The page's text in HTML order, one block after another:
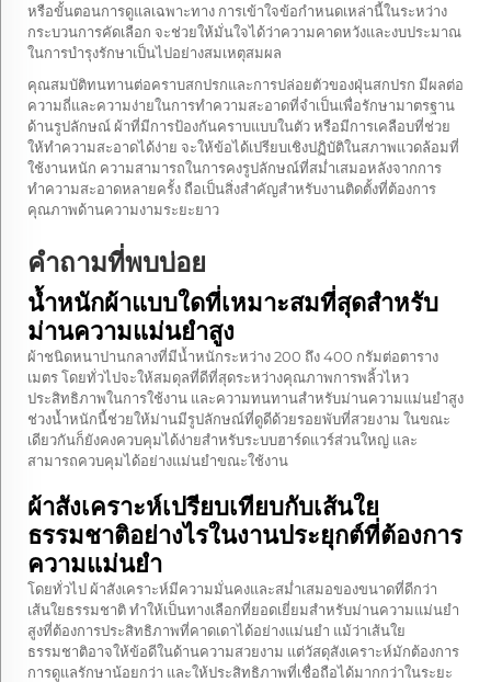
หรือขั้นตอนการดูแลเฉพาะทาง การเข้าใจข้อกำหนดเหล่านี้ในระหว่าง
กระบวนการคัดเลือก จะช่วยให้มั่นใจได้ว่าความคาดหวังและงบประมาณ
ในการบำรุงรักษาเป็นไปอย่างสมเหตุสมผล
คุณสมบัติทนทานต่อคราบสกปรกและการปล่อยตัวของฝุ่นสกปรก มีผลต่อ
ความถี่และความง่ายในการทำความสะอาดที่จำเป็นเพื่อรักษามาตรฐาน
ด้านรูปลักษณ์ ผ้าที่มีการป้องกันคราบแบบในตัว หรือมีการเคลือบที่ช่วย
ให้ทำความสะอาดได้ง่าย จะให้ข้อได้เปรียบเชิงปฏิบัติในสภาพแวดล้อมที่
ใช้งานหนัก ความสามารถในการคงรูปลักษณ์ที่สม่ำเสมอหลังจากการ
ทำความสะอาดหลายครั้ง ถือเป็นสิ่งสำคัญสำหรับงานติดตั้งที่ต้องการ
คุณภาพด้านความงามระยะยาว
คำถามที่พบบ่อย
น้ำหนักผ้าแบบใดที่เหมาะสมที่สุดสำหรับ
ม่านความแม่นยำสูง
ผ้าชนิดหนาปานกลางที่มีน้ำหนักระหว่าง 200 ถึง 400 กรัมต่อตาราง
เมตร โดยทั่วไปจะให้สมดุลที่ดีที่สุดระหว่างคุณภาพการพลิ้วไหว
ประสิทธิภาพในการใช้งาน และความทนทานสำหรับม่านความแม่นยำสูง
ช่วงน้ำหนักนี้ช่วยให้ม่านมีรูปลักษณ์ที่ดูดีด้วยรอยพับที่สวยงาม ในขณะ
เดียวกันก็ยังคงควบคุมได้ง่ายสำหรับระบบฮาร์ดแวร์ส่วนใหญ่ และ
สามารถควบคุมได้อย่างแม่นยำขณะใช้งาน
ผ้าสังเคราะห์เปรียบเทียบกับเส้นใย
ธรรมชาติอย่างไรในงานประยุกต์ที่ต้องการ
ความแม่นยำ
โดยทั่วไป ผ้าสังเคราะห์มีความมั่นคงและสม่ำเสมอของขนาดที่ดีกว่า
เส้นใยธรรมชาติ ทำให้เป็นทางเลือกที่ยอดเยี่ยมสำหรับม่านความแม่นยำ
สูงที่ต้องการประสิทธิภาพที่คาดเดาได้อย่างแม่นยำ แม้ว่าเส้นใย
ธรรมชาติอาจให้ข้อดีในด้านความสวยงาม แต่วัสดุสังเคราะห์มักต้องการ
การดูแลรักษาน้อยกว่า และให้ประสิทธิภาพที่เชื่อถือได้มากกว่าในระยะ